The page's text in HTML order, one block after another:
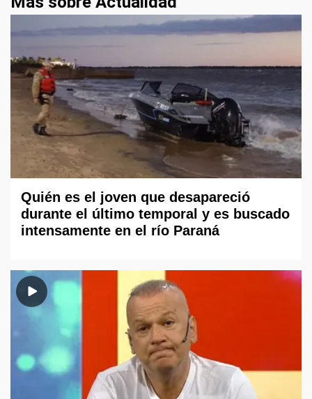
Quién es el joven que desapareció
durante el último temporal y es buscado
intensamente en el río Paraná